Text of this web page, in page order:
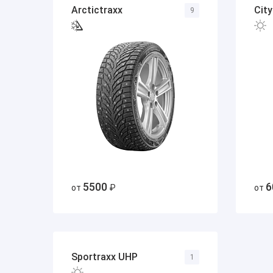
Arctictraxx
от 5500 ₽
9
от
Sportraxx UHP 1